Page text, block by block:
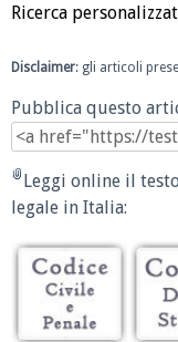
Ricerca
Disclaimer: gli articoli
Pubblica questo
Leggi online il
legale in Italia: